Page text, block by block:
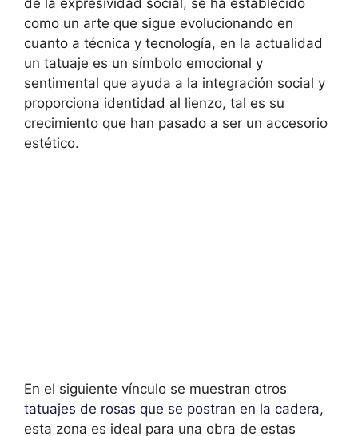
como un arte que sigue evolucionando en
cuanto a técnica y tecnología, en la actualidad
un tatuaje es un símbolo emocional y
sentimental que ayuda a la integración social y
proporciona identidad al lienzo, tal es su
crecimiento que han pasado a ser un accesorio
estético.
En el siguiente vínculo se muestran otros
tatuajes de rosas que se postran en la cadera,
esta zona es ideal para una obra de estas